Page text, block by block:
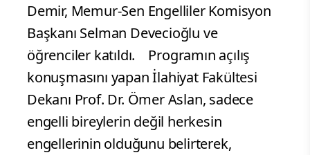
Demir, Memur-Sen Engelliler Komisyon
Başkanı Selman Devecioğlu ve
öğrenciler katıldı.
Programın açılış
konuşmasını yapan İlahiyat Fakültesi
Dekanı Prof. Dr. Ömer Aslan, sadece
engelli bireylerin değil herkesin
engellerinin olduğunu belirterek,